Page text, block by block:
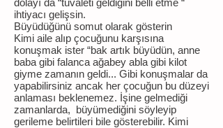
dolayı da “tuvaleti geldiğini belli etme “
ihtiyacı gelişsin.
Büyüdüğünü somut olarak gösterin
Kimi aile alıp çocuğunu karşısına
konuşmak ister “bak artık büyüdün, anne
baba gibi falanca ağabey abla gibi kilot
giyme zamanın geldi... Gibi konuşmalar da
yapabilirsiniz ancak her çocuğun bu düzeyi
anlaması beklenemez. İşine gelmediği
zamanlarda, büyümediğini söyleyip
gerileme belirtileri bile gösterebilir. Kimi